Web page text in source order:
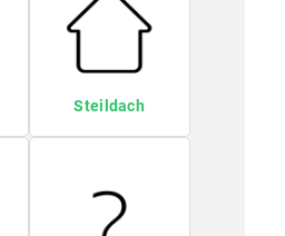
Steildach